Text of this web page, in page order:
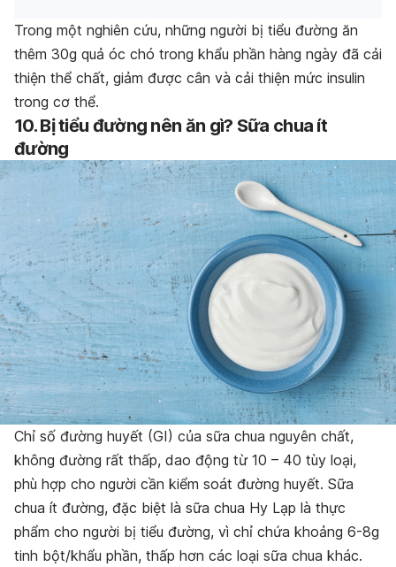
Trong một nghiên cứu, những người bị tiểu đường ăn
thêm 30g quả óc chó trong khẩu phần hàng ngày đã cải
thiện thể chất, giảm được cân và cải thiện mức insulin
trong cơ thể.
10. Bị tiểu đường nên ăn gì? Sữa chua ít
đường
Chỉ số đường huyết (GI) của sữa chua nguyên chất,
không đường rất thấp, dao động từ 10 – 40 tùy loại,
phù hợp cho người cần kiểm soát đường huyết. Sữa
chua ít đường, đặc biệt là sữa chua Hy Lạp là thực
phẩm cho người bị tiểu đường, vì chỉ chứa khoảng 6-8g
tinh bột/khẩu phần, thấp hơn các loại sữa chua khác.